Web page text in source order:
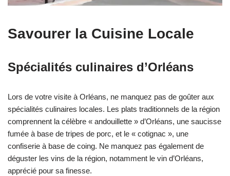
Savourer la Cuisine Locale
Spécialités culinaires d’Orléans
Lors de votre visite à Orléans, ne manquez pas de goûter aux
spécialités culinaires locales. Les plats traditionnels de la région
comprennent la célèbre « andouillette » d’Orléans, une saucisse
fumée à base de tripes de porc, et le « cotignac », une
confiserie à base de coing. Ne manquez pas également de
déguster les vins de la région, notamment le vin d’Orléans,
apprécié pour sa finesse.